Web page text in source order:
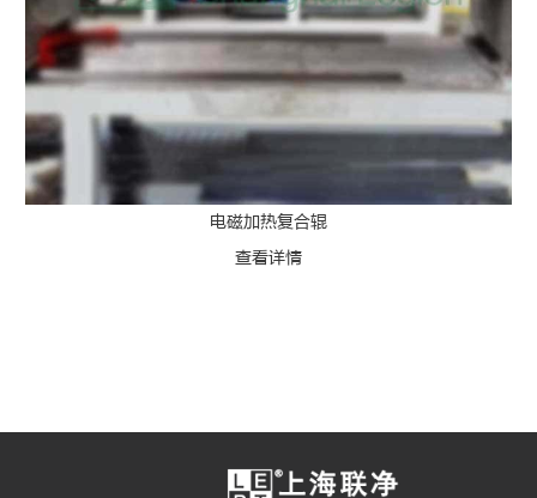
电磁加热复合辊
查看详情